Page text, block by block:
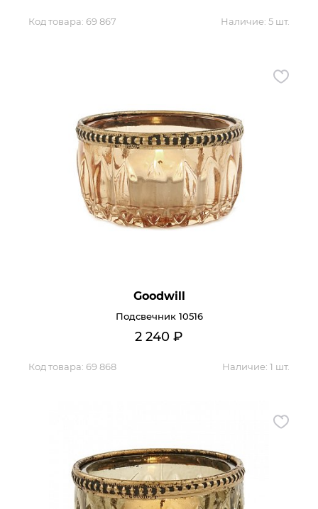
Код товара: 69 867 Наличие: 5 шт.
Goodwill
Подсвечник 10516
2 240 ₽
Код товара: 69 868 Наличие: 1 шт.